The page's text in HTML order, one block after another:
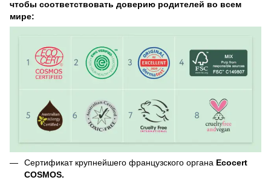
чтобы соответствовать доверию родителей во всем
мире:
Сертификат крупнейшего французского органа Ecocert
COSMOS.